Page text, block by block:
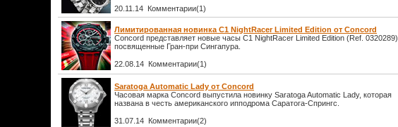
20.11.14 Комментарии(1)
Лимитированная новинка C1 NightRacer Limited Edition от Concord
Concord представляет новые часы C1 NightRacer Limited Edition (Ref. 0320289),
посвященные Гран-при Сингапура.
22.08.14 Комментарии(1)
Saratoga Automatic Lady от Concord
Часовая марка Concord выпустила новинку Saratoga Automatic Lady, которая
названа в честь американского ипподрома Саратога-Спрингс.
31.07.14 Комментарии(2)